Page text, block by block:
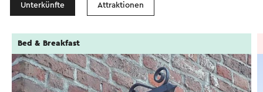
Unterkünfte Attraktionen
Bed & Breakfast